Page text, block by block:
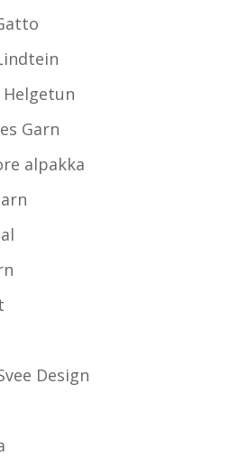
Garn
alpakka
Design